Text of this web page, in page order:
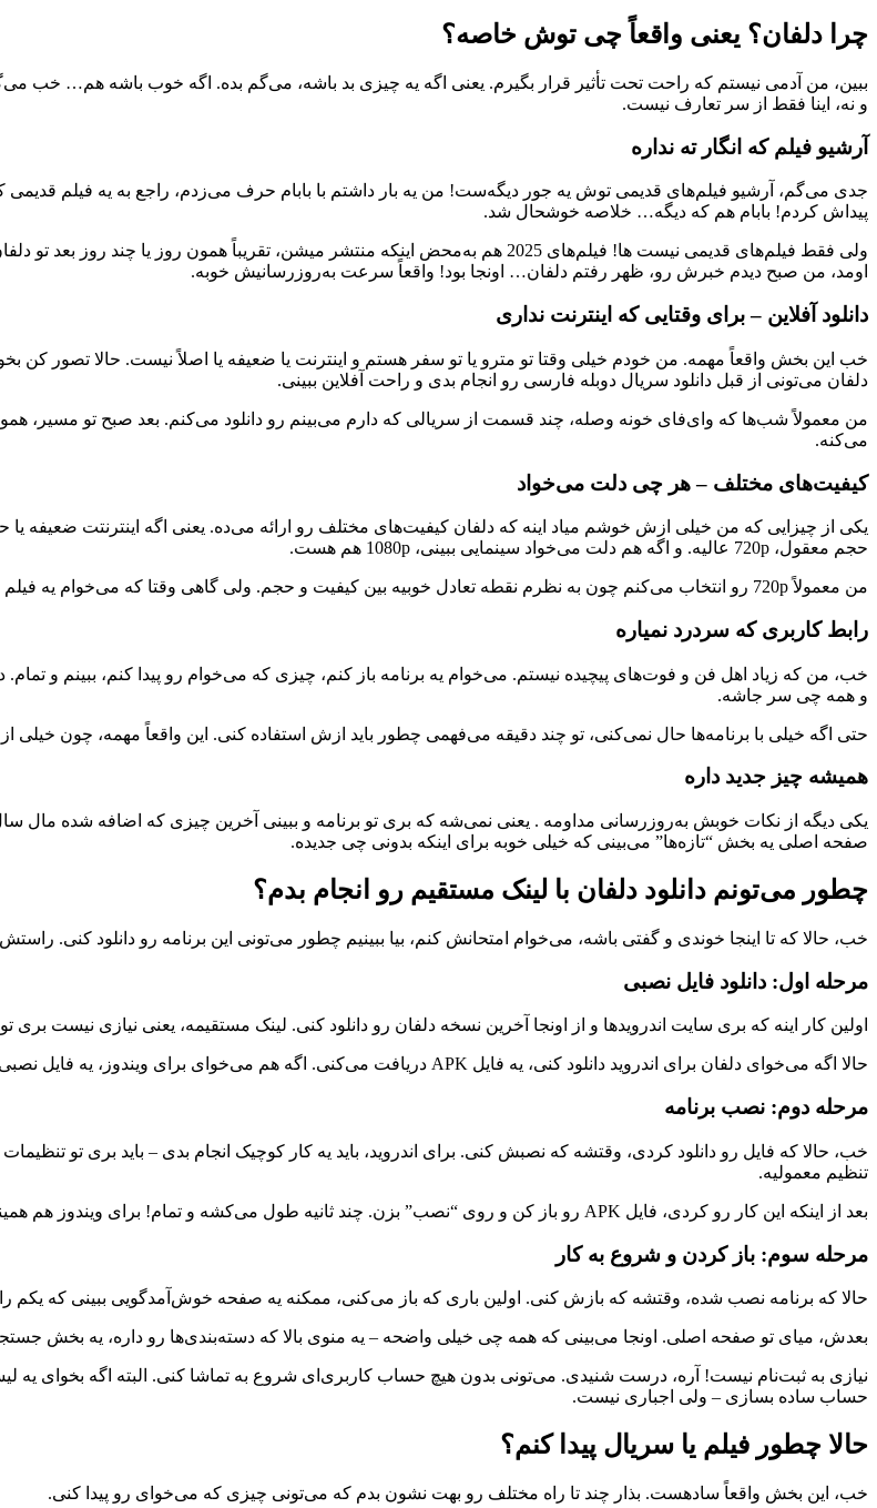
چرا دلفان؟ یعنی واقعاً چی توش خاصه؟
ببین، من آدمی نیستم که راحت تحت تأثیر قرار بگیرم. یعنی اگه یه چیزی بد باشه، می‌گم بده. اگه خوب باشه هم… خب
و نه، اینا فقط از سر تعارف نیست.
آرشیو فیلم که انگار ته نداره
جدی می‌گم، آرشیو فیلم‌های قدیمی توش یه جور دیگه‌ست! من یه بار داشتم با بابام حرف می‌زدم، راجع به یه فیلم قدیمی که
پیداش کردم! بابام هم که دیگه… خلاصه خوشحال شد.
ولی فقط فیلم‌های قدیمی نیست ها! فیلم‌های 2025 هم به‌محض اینکه منتشر میشن، تقریباً
اومد، من صبح دیدم خبرش رو، ظهر رفتم دلفان… اونجا بود! واقعاً سرعت به‌روزرسانیش خوبه.
دانلود آفلاین – برای وقتایی که اینترنت نداری
خب این بخش واقعاً مهمه. من خودم خیلی وقتا تو مترو یا تو سفر هستم و اینترنت یا ضعیفه یا اصلاً نیست. حالا تصور
دلفان می‌تونی از قبل دانلود سریال دوبله فارسی رو انجام بدی و راحت آفلاین ببینی.
من معمولاً شب‌ها که وای‌فای خونه وصله، چند قسمت از سریالی که دارم می‌بینم رو دانلود می‌کنم. بعد صبح تو مسیر،
می‌کنه.
کیفیت‌های مختلف – هر چی دلت می‌خواد
حجم معقول، 720p عالیه. و اگه هم دلت می‌خواد سینمایی ببینی، 1080p هم هست.
من معمولاً 720p رو انتخاب می‌کنم چون به نظرم نقطه تعادل خوبیه بین کیفیت و حجم. ولی گاهی وقتا که می‌خوام یه فیلم خاص رو با جزئیات ببینم، می‌رم سراغ 1080p. این انعطاف‌پذیری واقعاً کارآمده.
رابط کاربری که سردرد نمیاره
خب، من که زیاد اهل فن و فوت‌های پیچیده نیستم. می‌خوام یه برنامه باز کنم، چیزی که می‌خوام رو پیدا کنم، ببینم و
و همه چی سر جاشه.
حتی اگه خیلی با برنامه‌ها حال نمی‌کنی، تو چند دقیقه می‌فهمی چطور باید ازش استفاده کنی. این واقعاً مهمه، چون خیلی
همیشه چیز جدید داره
یکی دیگه از نکات خوبش به‌روزرسانی مداومه . یعنی نمی‌شه که بری تو برنامه و ببینی آخرین چیزی که اضافه شده مال
صفحه اصلی یه بخش “تازه‌ها” می‌بینی که خیلی خوبه برای اینکه بدونی چی جدیده.
چطور می‌تونم دانلود دلفان با لینک مستقیم رو انجام بدم؟
خب، حالا که تا اینجا خوندی و گفتی باشه، می‌خوام امتحانش کنم، بیا ببینیم چطور می‌تونی این برنامه رو دانلود کنی.
مرحله اول: دانلود فایل نصبی
اولین کار اینه که بری سایت اندرویدها و از اونجا آخرین نسخه دلفان رو دانلود کنی. لینک مستقیمه، یعنی نیازی نیست
حالا اگه می‌خوای دلفان برای اندروید دانلود کنی، یه فایل APK دریافت می‌کنی. اگه هم می‌خوای برای ویندوز، یه فایل نصبی معمولی میگیری که مثل هر برنامه دیگه‌ای نصب میشه.
مرحله دوم: نصب برنامه
خب، حالا که فایل رو دانلود کردی، وقتشه که نصبش کنی. برای اندروید، باید یه کار کوچیک انجام بدی – باید بری تو
تنظیم معمولیه.
بعد از اینکه این کار رو کردی، فایل APK رو باز کن و روی “نصب” بزن. چند ثانیه طول می‌کشه و تمام! برای ویندوز هم همینطوره، فقط فایل نصبی رو اجرا کن و دستورات رو دنبال کن.
مرحله سوم: باز کردن و شروع به کار
حالا که برنامه نصب شده، وقتشه که بازش کنی. اولین باری که باز می‌کنی، ممکنه یه صفحه خوش‌آمدگویی ببینی که یکم
بعدش، میای تو صفحه اصلی. اونجا می‌بینی که همه چی خیلی واضحه – یه منوی بالا که دسته‌بندی‌ها رو داره، یه بخش
نیازی به ثبت‌نام نیست! آره، درست شنیدی. می‌تونی بدون هیچ حساب کاربری‌ای شروع به تماشا کنی. البته اگه بخوای
حساب ساده بسازی – ولی اجباری نیست.
حالا چطور فیلم یا سریال پیدا کنم؟
خب، این بخش واقعاً سادهست. بذار چند تا راه مختلف رو بهت نشون بدم که می‌تونی چیزی که می‌خوای رو پیدا کنی.